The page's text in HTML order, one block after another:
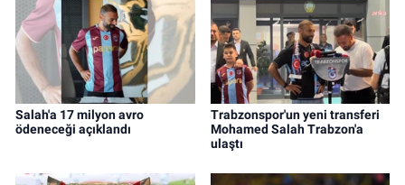
Salah'a 17 milyon avro
ödeneceği açıklandı
Trabzonspor'un yeni transferi
Mohamed Salah Trabzon'a
ulaştı